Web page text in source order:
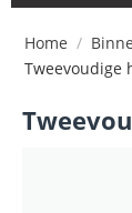
Home /
Tweevoudige